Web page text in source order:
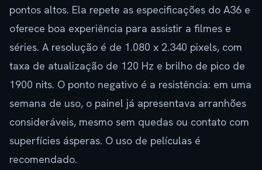
pontos altos. Ela repete as especificações do A36 e
oferece boa experiência para assistir a filmes e
séries. A resolução é de 1.080 x 2.340 pixels, com
taxa de atualização de 120 Hz e brilho de pico de
1900 nits. O ponto negativo é a resistência: em uma
semana de uso, o painel já apresentava arranhões
consideráveis, mesmo sem quedas ou contato com
superfícies ásperas. O uso de películas é
recomendado.